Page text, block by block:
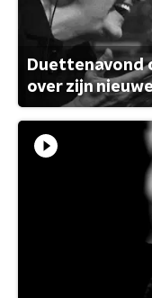
Duettenavond
over zijn